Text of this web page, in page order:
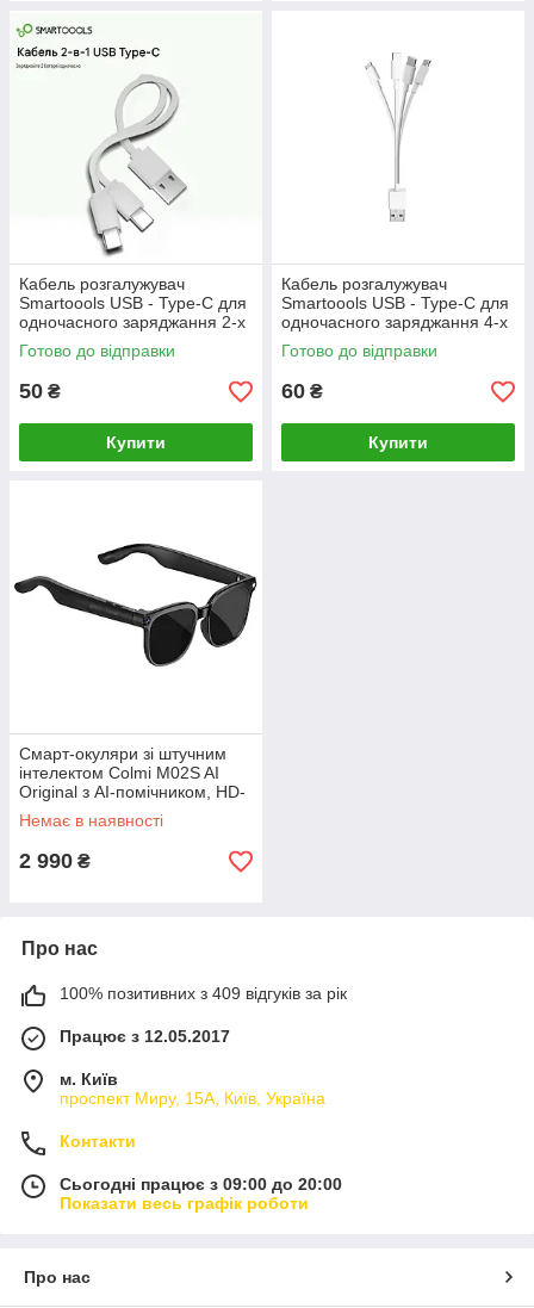
Кабель розгалужувач
Smartoools USB - Type-C для
одночасного заряджання 2-х
пристроїв (White)-LВR
Готово до відправки
50 ₴
Купити
Кабель розгалужувач
Smartoools USB - Type-C для
одночасного заряджання 4-х
пристроїв (White)-LВR
Готово до відправки
60 ₴
Купити
Смарт-окуляри зі штучним
інтелектом Colmi M02S AI
Original з AI-помічником, HD-
камерою та Bluetooth (Black-
LВR
Немає в наявності
2 990 ₴
Про нас
100% позитивних з 409 відгуків за рік
Працює з 12.05.2017
м. Київ
проспект Миру, 15А, Київ, Україна
Контакти
Сьогодні працює з 09:00 до 20:00
Показати весь графік роботи
Про нас